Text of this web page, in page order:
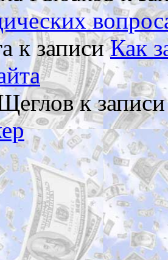
к записиКак
к